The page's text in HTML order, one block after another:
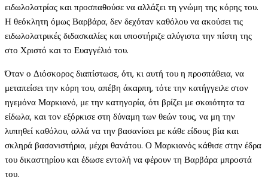
ειδωλολατρίας και προσπαθούσε να αλλάξει τη γνώμη της κόρης του.
Η θεόκλητη όμως Βαρβάρα, δεν δεχόταν καθόλου να ακούσει τις
ειδωλολατρικές διδασκαλίες και υποστήριζε αλύγιστα την πίστη της
στο Χριστό και το Ευαγγέλιό του.
Όταν ο Διόσκορος διαπίστωσε, ότι, κι αυτή του η προσπάθεια, να
μεταπείσει την κόρη του, απέβη άκαρπη, τότε την κατήγγειλε στον
ηγεμόνα Μαρκιανό, με την κατηγορία, ότι βρίζει με σκαιότητα τα
είδωλα, και τον εξόρκισε στη δύναμη των θεών τους, να μη την
λυπηθεί καθόλου, αλλά να την βασανίσει με κάθε είδους βία και
σκληρά βασανιστήρια, μέχρι θανάτου. Ο Μαρκιανός κάθισε στην έδρα
του δικαστηρίου και έδωσε εντολή να φέρουν τη Βαρβάρα μπροστά
του.